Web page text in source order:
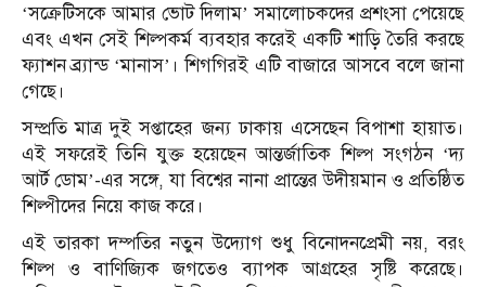
‘সক্রেটিসকে আমার ভোট দিলাম’ সমালোচকদের প্রশংসা পেয়েছে
এবং এখন সেই শিল্পকর্ম ব্যবহার করেই একটি শাড়ি তৈরি করছে
ফ্যাশন ব্র্যান্ড ‘মানাস’। শিগগিরই এটি বাজারে আসবে বলে জানা
গেছে।
সম্প্রতি মাত্র দুই সপ্তাহের জন্য ঢাকায় এসেছেন বিপাশা হায়াত।
এই সফরেই তিনি যুক্ত হয়েছেন আন্তর্জাতিক শিল্প সংগঠন ‘দ্য
আর্ট ডোম’-এর সঙ্গে, যা বিশ্বের নানা প্রান্তের উদীয়মান ও প্রতিষ্ঠিত
শিল্পীদের নিয়ে কাজ করে।
এই তারকা দম্পতির নতুন উদ্যোগ শুধু বিনোদনপ্রেমী নয়, বরং
শিল্প ও বাণিজ্যিক জগতেও ব্যাপক আগ্রহের সৃষ্টি করেছে।